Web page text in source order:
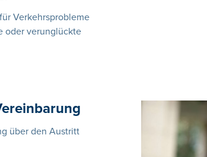
Verkehrsprobleme
oder verunglückte
über den Austritt